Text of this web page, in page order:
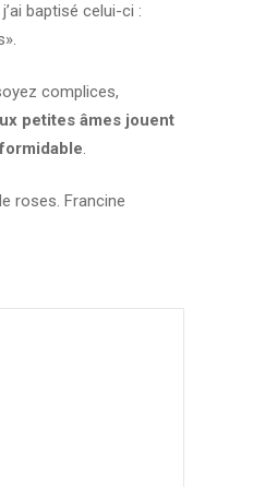
baptisé celui-ci :
complices,
petites âmes jouent
.
roses. Francine